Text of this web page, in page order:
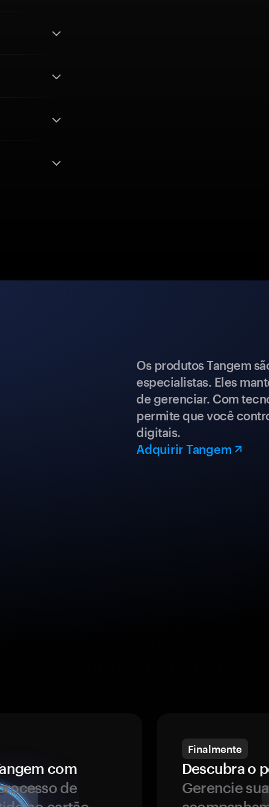
Os produtos Tangem
especialistas. Eles
de gerenciar. Com
permite que você
digitais.
Adquirir Tangem
com
de
Finalmente
Descubra o
Gerencie